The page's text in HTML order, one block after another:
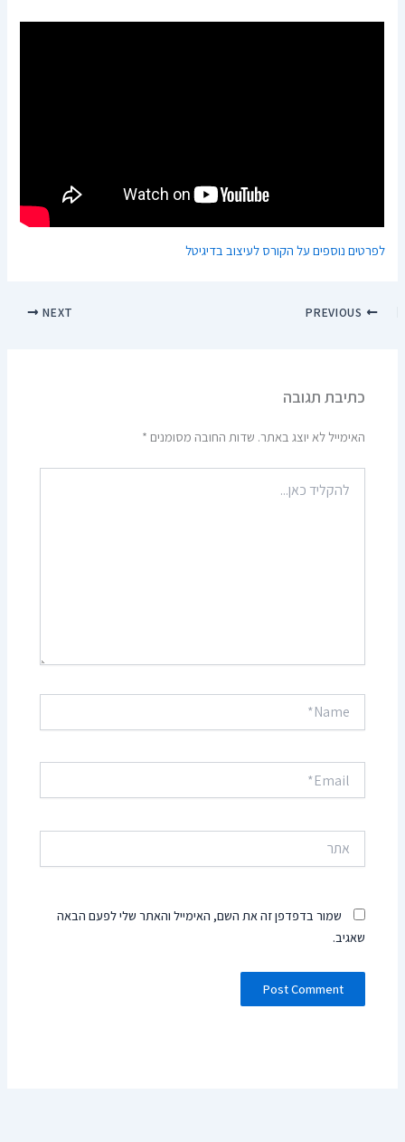
לפרטים נוספים על הקורס לעיצוב בדיגיטל
NEXT
כתיבת תגובה
האימייל לא יוצג באתר. שדות החובה מסומנים *
כאן...
שמור בדפדפן זה את השם, האימייל והאתר שלי לפעם הבאה
שאגיב.